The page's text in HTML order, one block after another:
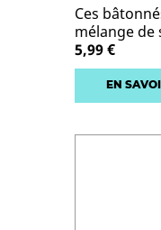
Ces
mélange de
5,99 €
EN